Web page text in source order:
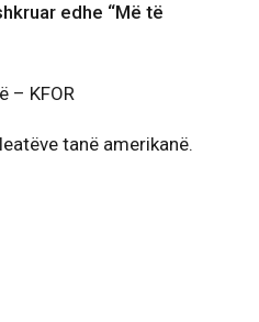
edhe ‘‘Më të
– KFOR
tanë amerikanë.